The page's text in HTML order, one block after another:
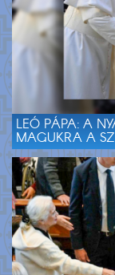
LEÓ PÁPA: A
MAGUKRA A